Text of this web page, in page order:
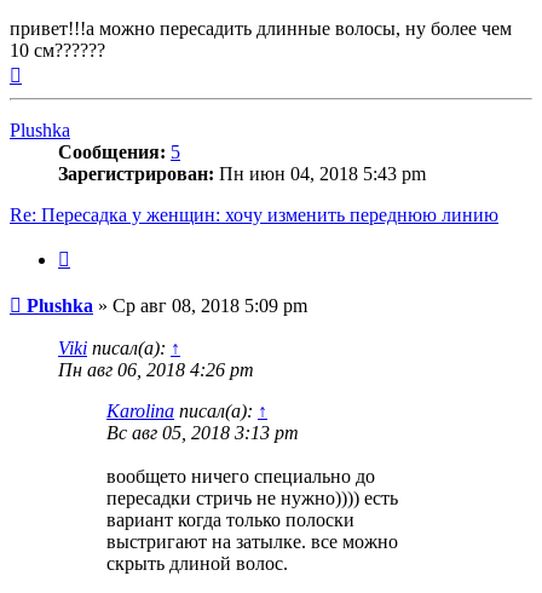
привет!!!а можно пересадить длинные волосы, ну более чем
10 см??????
Plushka
Сообщения: 5
Зарегистрирован: Пн июн 04, 2018 5:43 pm
Re: Пересадка у женщин: хочу изменить переднюю линию
Сообщение
Plushka » Ср авг 08, 2018 5:09 pm
Viki писал(а): ↑
Пн авг 06, 2018 4:26 pm
Karolina писал(а): ↑
Вс авг 05, 2018 3:13 pm
вообщето ничего специально до
пересадки стричь не нужно)))) есть
вариант когда только полоски
выстригают на затылке. все можно
скрыть длиной волос.